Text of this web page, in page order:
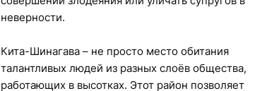
неверности.
Кита-Шинагава – не просто место обитания
талантливых людей из разных слоёв общества,
работающих в высотках. Этот район позволяет